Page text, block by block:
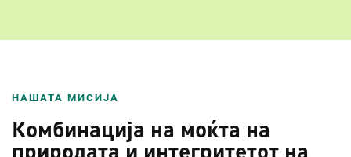
НАШАТА МИСИЈА
Комбинација на моќта на
природата и интегритетот на